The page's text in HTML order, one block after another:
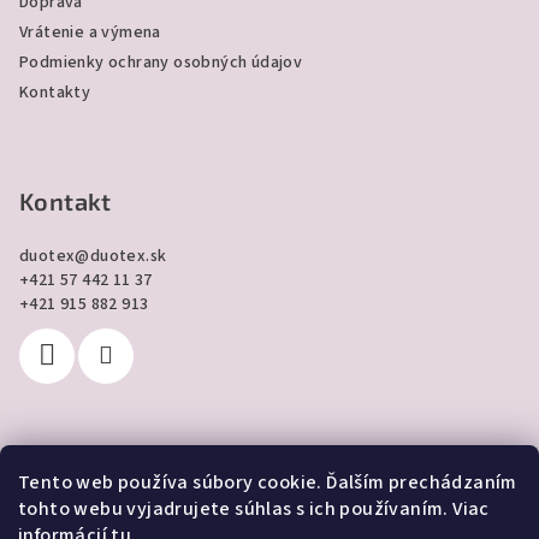
Tento web používa súbory cookie. Ďalším prechádzaním
tohto webu vyjadrujete súhlas s ich používaním. Viac
Vrátenie a výmena
Podmienky ochrany osobných údajov
Kontakty
Kontakt
duotex@duotex.sk
+421 57 442 11 37
+421 915 882 913
Prijímame online platby